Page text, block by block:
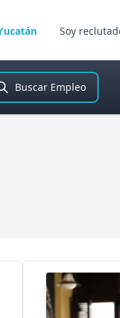
Soy
Buscar Empleo